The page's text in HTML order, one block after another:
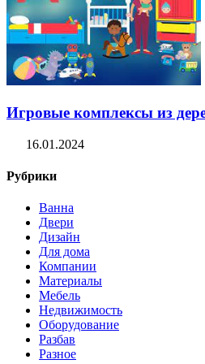
Игровые комплексы из
16.01.2024
Рубрики
Ванна
Двери
Дизайн
Для дома
Компании
Материалы
Мебель
Недвижимость
Оборудование
Разбав
Разное